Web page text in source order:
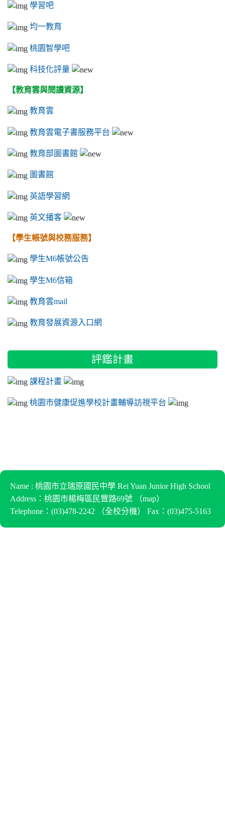
學習吧
均一教育
桃園智學吧
科技化評量
【教育雲與閱讀資源】
教育雲
教育雲電子書服務平台
教育部圖書館
圖書館
英語學習網
英文播客
【學生帳號與校務服務】
學生M6帳號公告
學生M6信箱
教育雲mail
教育發展資源入口網
評鑑計畫
課程計畫
桃園市健康促進學校計畫輔導訪視平台
Name : 桃園市立瑞原國民中學 Rei Yuan Junior High School
Address：桃園市楊梅區民豐路69號 （map）
Telephone：(03)478-2242 （全校分機） Fax：(03)475-5163